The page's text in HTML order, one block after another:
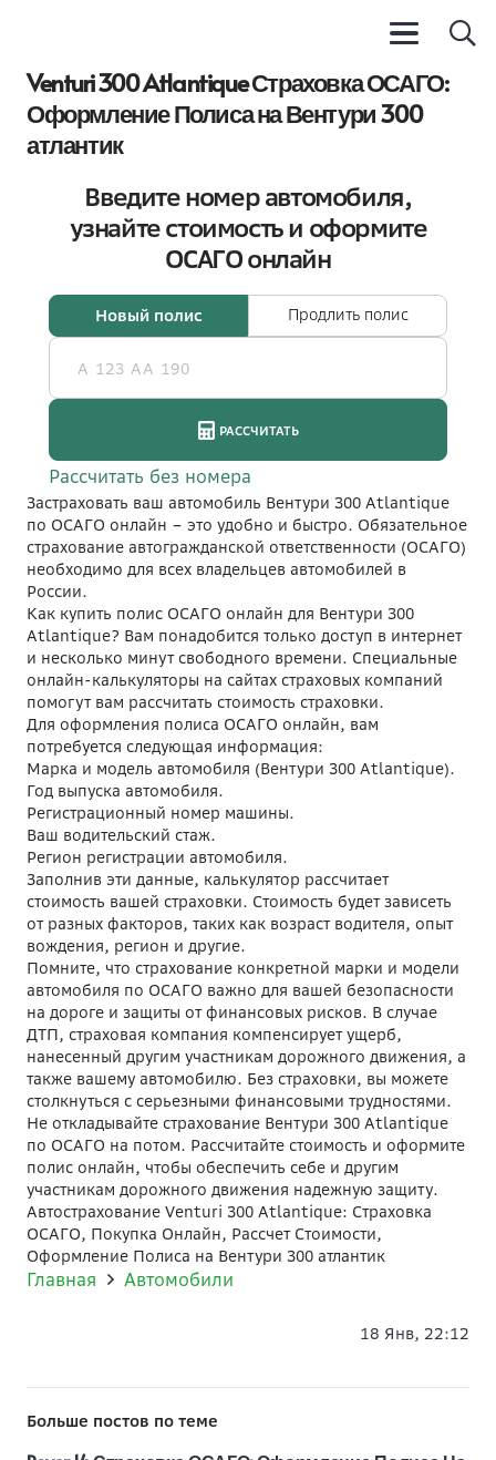
Venturi 300 Atlantique Страховка ОСАГО:
Оформление Полиса на Вентури 300
атлантик
Застраховать ваш автомобиль Вентури 300 Atlantique
по ОСАГО онлайн – это удобно и быстро. Обязательное
страхование автогражданской ответственности (ОСАГО)
необходимо для всех владельцев автомобилей в
России.
Как купить полис ОСАГО онлайн для Вентури 300
Atlantique? Вам понадобится только доступ в интернет
и несколько минут свободного времени. Специальные
онлайн-калькуляторы на сайтах страховых компаний
помогут вам рассчитать стоимость страховки.
Для оформления полиса ОСАГО онлайн, вам
потребуется следующая информация:
Марка и модель автомобиля (Вентури 300 Atlantique).
Год выпуска автомобиля.
Регистрационный номер машины.
Ваш водительский стаж.
Регион регистрации автомобиля.
Заполнив эти данные, калькулятор рассчитает
стоимость вашей страховки. Стоимость будет зависеть
от разных факторов, таких как возраст водителя, опыт
вождения, регион и другие.
Помните, что страхование конкретной марки и модели
автомобиля по ОСАГО важно для вашей безопасности
на дороге и защиты от финансовых рисков. В случае
ДТП, страховая компания компенсирует ущерб,
нанесенный другим участникам дорожного движения, а
также вашему автомобилю. Без страховки, вы можете
столкнуться с серьезными финансовыми трудностями.
Не откладывайте страхование Вентури 300 Atlantique
по ОСАГО на потом. Рассчитайте стоимость и оформите
полис онлайн, чтобы обеспечить себе и другим
участникам дорожного движения надежную защиту.
Автострахование Venturi 300 Atlantique: Страховка
ОСАГО, Покупка Онлайн, Рассчет Стоимости,
Оформление Полиса на Вентури 300 атлантик
Главная Автомобили
18 Янв, 22:12
Больше постов по теме